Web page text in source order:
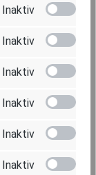
Inaktiv
Inaktiv
Inaktiv
Inaktiv
Inaktiv
Inaktiv